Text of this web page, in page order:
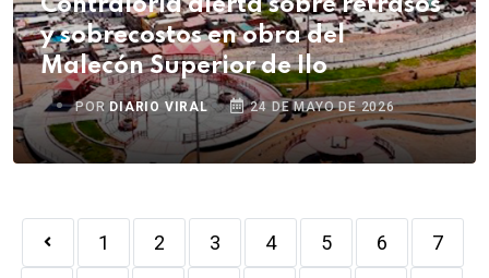
Contraloría alerta sobre retrasos
y sobrecostos en obra del
Malecón Superior de Ilo
PORDIARIO VIRAL 24 DE MAYO DE 2026
1 2 3 4 5 6 7